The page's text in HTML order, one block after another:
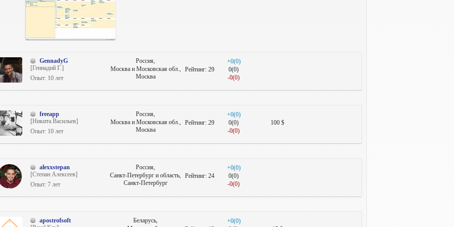
GennadyG
[Геннадий Г.]
Опыт: 10 лет
+0(0)
0(0)
-0(0)
Рейтинг:29
Россия,
Москва и Московская обл.,
Москва
freeapp
[Никита Васильев]
Опыт: 10 лет
100 $
+0(0)
0(0)
-0(0)
Рейтинг:29
Россия,
Москва и Московская обл.,
Москва
alexxstepan
[Степан Алексеев]
Опыт: 7 лет
+0(0)
0(0)
-0(0)
Рейтинг:24
Россия,
Санкт-Петербург и область,
Санкт-Петербург
apostrofsoft
+0(0)
Беларусь,